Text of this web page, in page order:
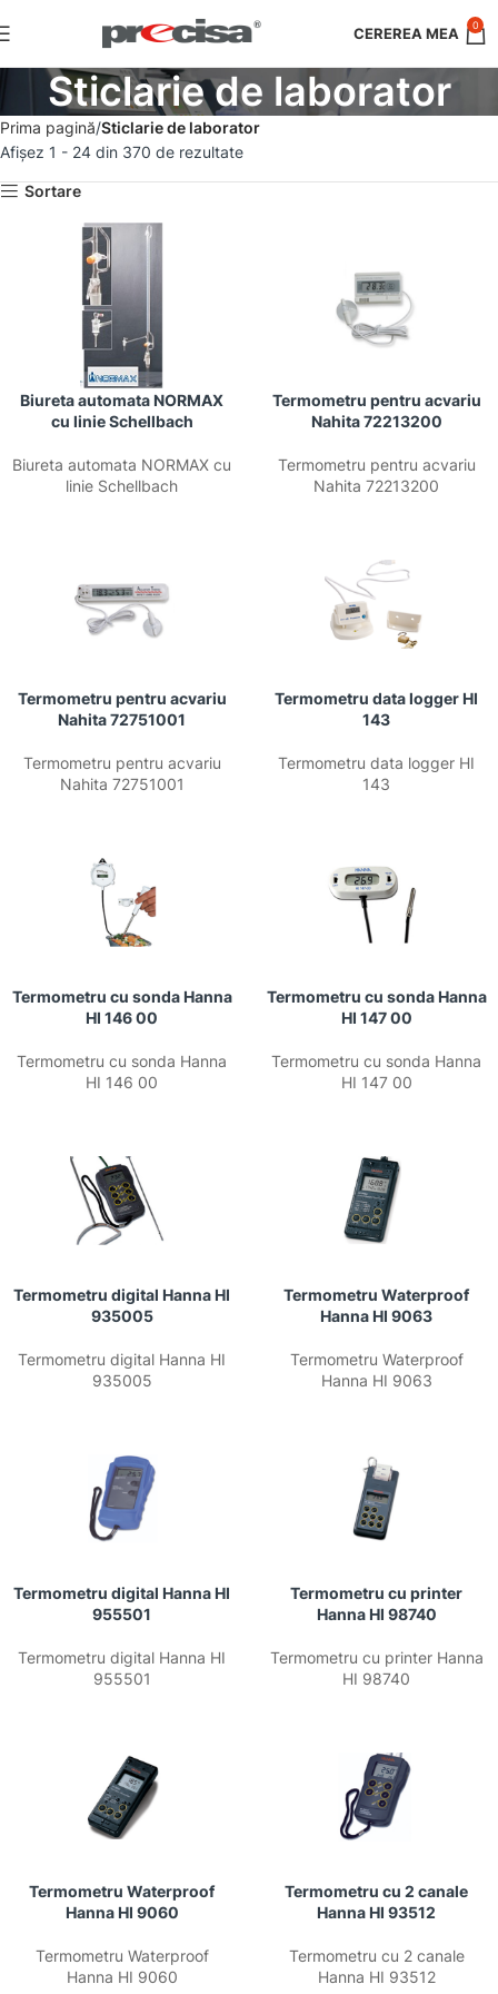
0
Sticlarie de laborator
Prima pagină Sticlarie de laborator
Afișez 1 - 24 din 370 de rezultate
Sortare
Biureta automata NORMAX
cu linie Schellbach
Biureta automata NORMAX cu
linie Schellbach
Termometru pentru acvariu
Nahita 72213200
Termometru pentru acvariu
Nahita 72213200
Termometru pentru acvariu
Nahita 72751001
Termometru pentru acvariu
Nahita 72751001
Termometru data logger HI
143
Termometru data logger HI
143
Termometru cu sonda Hanna
HI 146 00
Termometru cu sonda Hanna
HI 146 00
Termometru cu sonda Hanna
HI 147 00
Termometru cu sonda Hanna
HI 147 00
Termometru digital Hanna HI
935005
Termometru digital Hanna HI
935005
Termometru Waterproof
Hanna HI 9063
Termometru Waterproof
Hanna HI 9063
Termometru digital Hanna HI
955501
Termometru digital Hanna HI
955501
Termometru cu printer
Hanna HI 98740
Termometru cu printer Hanna
HI 98740
Termometru Waterproof
Hanna HI 9060
Termometru Waterproof
Hanna HI 9060
Termometru cu 2 canale
Hanna HI 93512
Termometru cu 2 canale
Hanna HI 93512